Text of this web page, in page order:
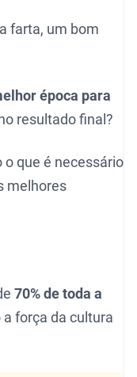
farta, um bom
época para
resultado final?
que é necessário
melhores
70% de toda a
força da cultura